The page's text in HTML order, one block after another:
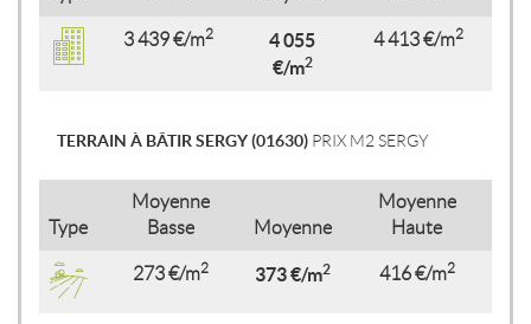
3 439 €/m2
4 055
€/m2
4 413 €/m2
TERRAIN À BÂTIR SERGY (01630) PRIX M2 SERGY
Type
Moyenne
Basse
Moyenne
Moyenne
Haute
273 €/m2 373 €/m2 416 €/m2